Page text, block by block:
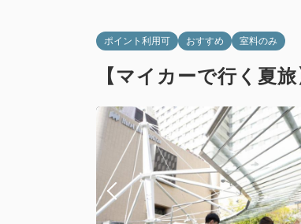
ポイント利用可 おすすめ 室料のみ
【マイカーで行く夏